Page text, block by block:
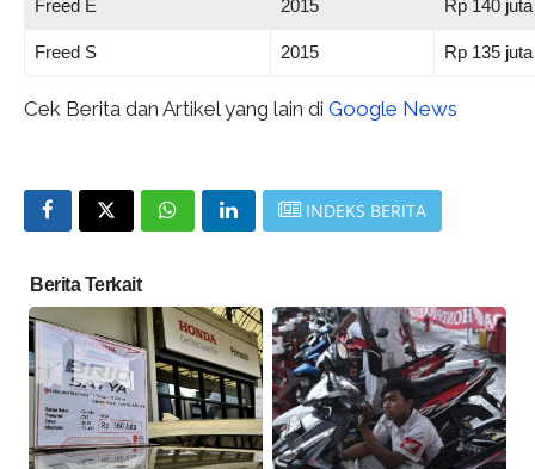
Freed E 2015 Rp 140 juta
Freed S 2015 Rp 135 juta
Cek Berita dan Artikel yang lain di Google News
INDEKS BERITA
Berita Terkait